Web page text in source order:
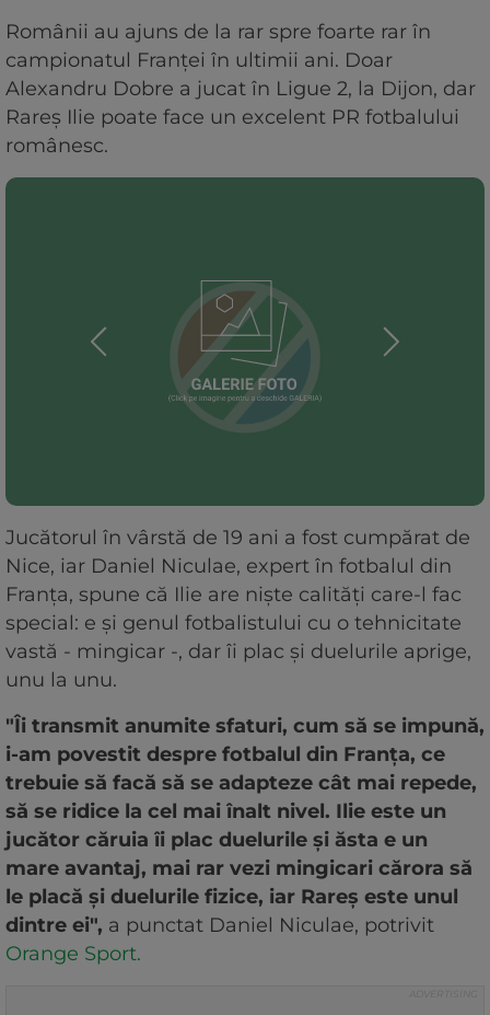
Românii au ajuns de la rar spre foarte rar în
campionatul Franței în ultimii ani. Doar
Alexandru Dobre a jucat în Ligue 2, la Dijon, dar
Rareș Ilie poate face un excelent PR fotbalului
românesc.
Jucătorul în vârstă de 19 ani a fost cumpărat de
Nice, iar Daniel Niculae, expert în fotbalul din
Franța, spune că Ilie are niște calități care-l fac
special: e și genul fotbalistului cu o tehnicitate
vastă - mingicar -, dar îi plac și duelurile aprige,
unu la unu.
"Îi transmit anumite sfaturi, cum să se impună,
i-am povestit despre fotbalul din Franţa, ce
trebuie să facă să se adapteze cât mai repede,
să se ridice la cel mai înalt nivel. Ilie este un
jucător căruia îi plac duelurile şi ăsta e un
mare avantaj, mai rar vezi mingicari cărora să
le placă şi duelurile fizice, iar Rareş este unul
dintre ei", a punctat Daniel Niculae, potrivit
Orange Sport.